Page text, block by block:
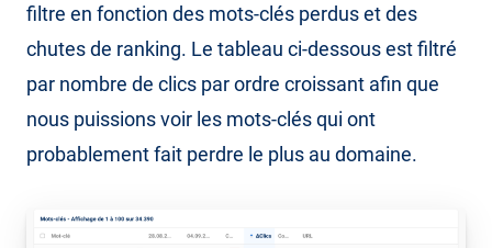
filtre en fonction des mots-clés perdus et des
chutes de ranking. Le tableau ci-dessous est filtré
par nombre de clics par ordre croissant afin que
nous puissions voir les mots-clés qui ont
probablement fait perdre le plus au domaine.